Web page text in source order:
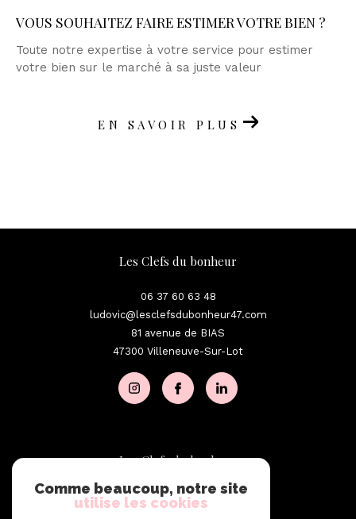
VOUS SOUHAITEZ FAIRE ESTIMER VOTRE BIEN ?
Toute notre expertise à votre service pour estimer
votre bien sur le marché à sa juste valeur
EN SAVOIR PLUS
Les Clefs du bonheur
06 37 60 63 48
ludovic@lesclefsdubonheur47.com
81 avenue de BIAS
47300
Villeneuve-Sur-Lot
Les Clefs du bonheur
06 37 60 63 48
Comme beaucoup, notre site
utilise les cookies